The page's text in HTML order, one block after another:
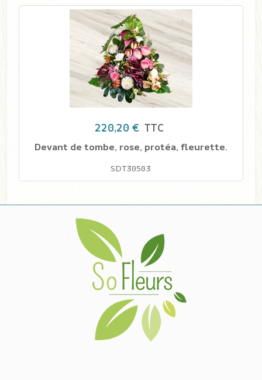
220,20 € TTC
Devant de tombe, rose, protéa, fleurette.
SDT30503